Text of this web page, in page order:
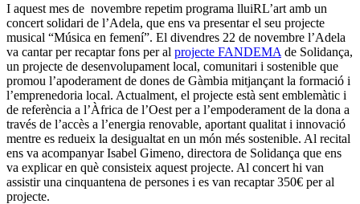
I aquest mes de novembre repetim programa lluiRL’art amb un
concert solidari de l’Adela, que ens va presentar el seu projecte
musical “Música en femení”. El divendres 22 de novembre l’Adela
va cantar per recaptar fons per al projecte FANDEMA de Solidança,
un projecte de desenvolupament local, comunitari i sostenible que
promou l’apoderament de dones de Gàmbia mitjançant la formació i
l’emprenedoria local. Actualment, el projecte està sent emblemàtic i
de referència a l’Àfrica de l’Oest per a l’empoderament de la dona a
través de l’accès a l’energia renovable, aportant qualitat i innovació
mentre es redueix la desigualtat en un món més sostenible. Al recital
ens va acompanyar Isabel Gimeno, directora de Solidança que ens
va explicar en què consisteix aquest projecte. Al concert hi van
assistir una cinquantena de persones i es van recaptar 350€ per al
projecte.